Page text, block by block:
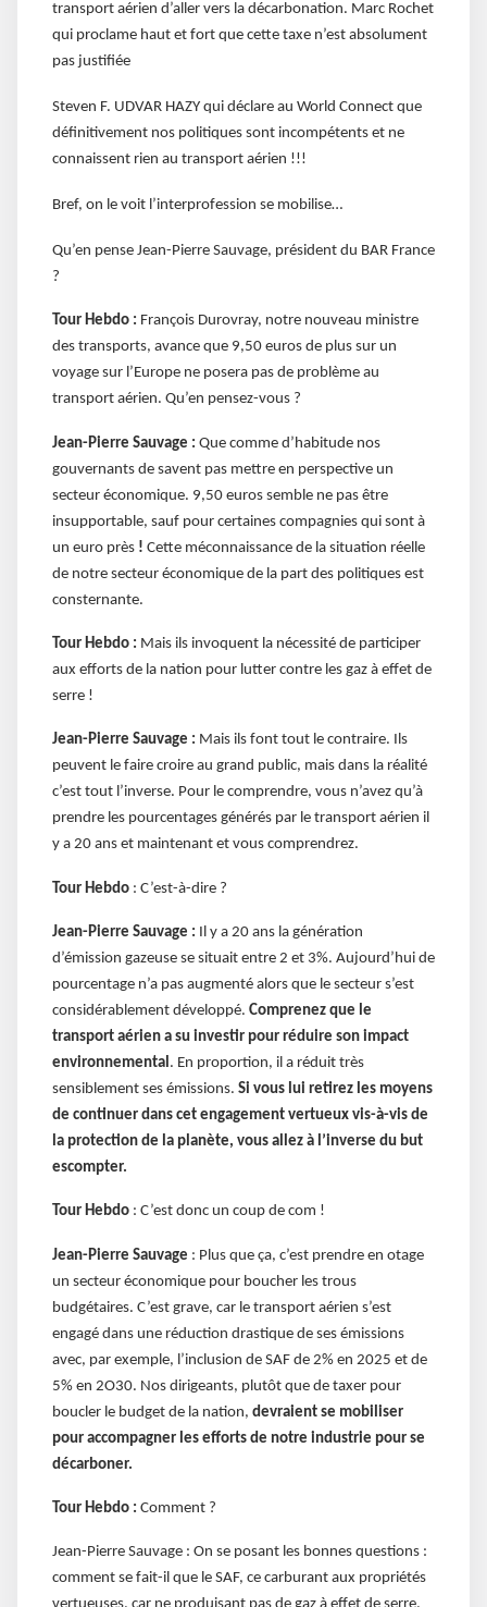
transport aérien d’aller vers la décarbonation. Marc Rochet
qui proclame haut et fort que cette taxe n’est absolument
pas justifiée
Steven F. UDVAR HAZY qui déclare au World Connect que
définitivement nos politiques sont incompétents et ne
connaissent rien au transport aérien !!!
Bref, on le voit l’interprofession se mobilise…
Qu’en pense Jean-Pierre Sauvage, président du BAR France
?
Tour Hebdo : François Durovray, notre nouveau ministre
des transports, avance que 9,50 euros de plus sur un
voyage sur l’Europe ne posera pas de problème au
transport aérien. Qu’en pensez-vous ?
Jean-Pierre Sauvage : Que comme d’habitude nos
gouvernants de savent pas mettre en perspective un
secteur économique. 9,50 euros semble ne pas être
insupportable, sauf pour certaines compagnies qui sont à
un euro près ! Cette méconnaissance de la situation réelle
de notre secteur économique de la part des politiques est
consternante.
Tour Hebdo : Mais ils invoquent la nécessité de participer
aux efforts de la nation pour lutter contre les gaz à effet de
serre !
Jean-Pierre Sauvage : Mais ils font tout le contraire. Ils
peuvent le faire croire au grand public, mais dans la réalité
c’est tout l’inverse. Pour le comprendre, vous n’avez qu’à
prendre les pourcentages générés par le transport aérien il
y a 20 ans et maintenant et vous comprendrez.
Tour Hebdo : C’est-à-dire ?
Jean-Pierre Sauvage : Il y a 20 ans la génération
d’émission gazeuse se situait entre 2 et 3%. Aujourd’hui de
pourcentage n’a pas augmenté alors que le secteur s’est
considérablement développé. Comprenez que le
transport aérien a su investir pour réduire son impact
environnemental . En proportion, il a réduit très
sensiblement ses émissions. Si vous lui retirez les moyens
de continuer dans cet engagement vertueux vis-à-vis de
la protection de la planète, vous allez à l’inverse du but
escompter.
Tour Hebdo : C’est donc un coup de com !
Jean-Pierre Sauvage : Plus que ça, c’est prendre en otage
un secteur économique pour boucher les trous
budgétaires. C’est grave, car le transport aérien s’est
engagé dans une réduction drastique de ses émissions
avec, par exemple, l’inclusion de SAF de 2% en 2025 et de
5% en 2O30. Nos dirigeants, plutôt que de taxer pour
boucler le budget de la nation, devraient se mobiliser
pour accompagner les efforts de notre industrie pour se
décarboner.
Tour Hebdo : Comment ?
Jean-Pierre Sauvage : On se posant les bonnes questions :
comment se fait-il que le SAF, ce carburant aux propriétés